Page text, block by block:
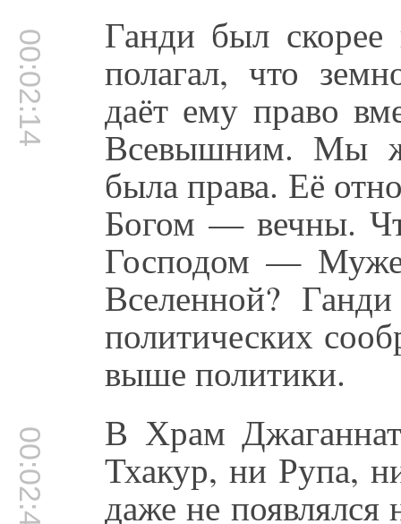
00:02:14 Ганди был
полагал, что
даёт ему право
Всевышним. Мы
была права. Её
Богом — вечны.
Господом —
Вселенной?
политических
выше политики.
00:02:43 В Храм
Тхакур, ни Рупа,
даже не